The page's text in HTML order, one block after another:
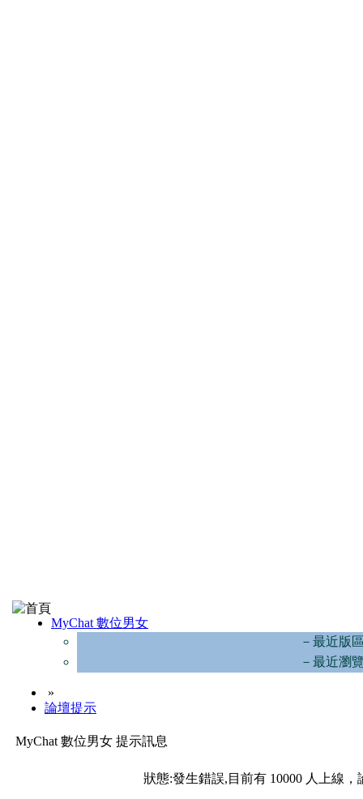
MyChat 數位男女
－最近版
－最近瀏
»
論壇提示
MyChat 數位男女 提示訊息
狀態:發生錯誤,目前有 10000 人上線